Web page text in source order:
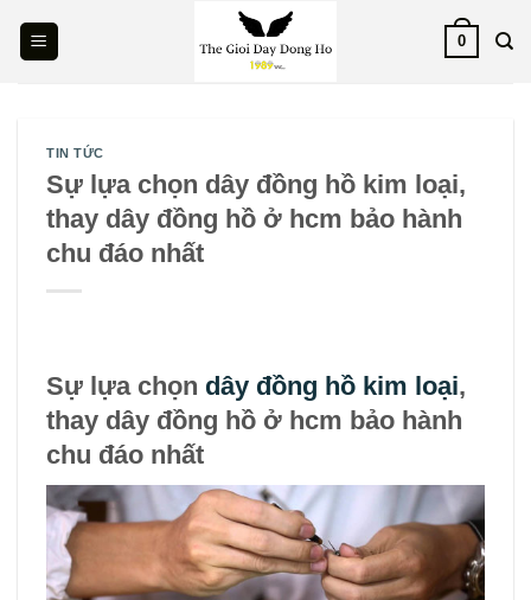
0
TIN TỨC
Sự lựa chọn dây đồng hồ kim loại,
thay dây đồng hồ ở hcm bảo hành
chu đáo nhất
Sự lựa chọn dây đồng hồ kim loại,
thay dây đồng hồ ở hcm bảo hành
chu đáo nhất